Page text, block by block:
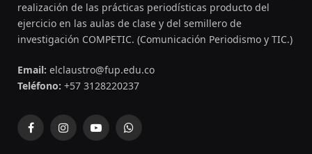
realización de las prácticas periodísticas producto del
ejercicio en las aulas de clase y del semillero de
investigación COMPETIC. (Comunicación Periodismo y TIC.)
Email: elclaustro@fup.edu.co
Teléfono: +57 3128220237
FacebookInstagramYouTubeWhatsApp